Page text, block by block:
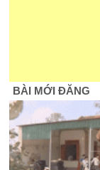
BÀI MỚI ĐĂNG